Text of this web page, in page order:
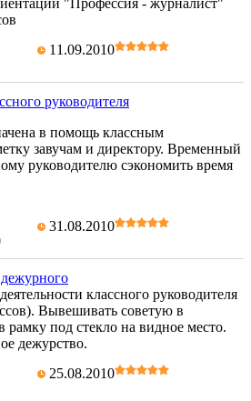
"Профессия - журналист"
11.09.2010
руководителя
в помощь классным
завучам и директору. Временный
руководителю сэкономить время
31.08.2010
классного руководителя
Вывешивать советую в
рамку под стекло на видное место.
дежурство.
25.08.2010